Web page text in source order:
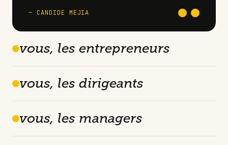
— CANDIDE MEJIA
vous, les entrepreneurs
vous, les dirigeants
vous, les managers